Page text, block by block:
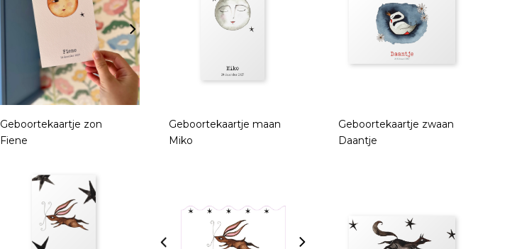
Geboortekaartje zon
Fiene
Geboortekaartje maan
Miko
Geboortekaartje zwaan
Daantje